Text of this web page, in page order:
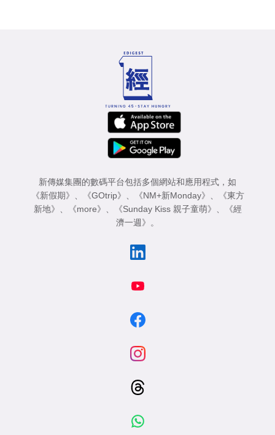
新傳媒集團的數碼平台包括多個網站和應用程式，如
《新假期》
《GOtrip》 《NM+新Monday》
《東方
新地》
《more》 《Sunday Kiss 親子童萌》
《經
濟一週》
。